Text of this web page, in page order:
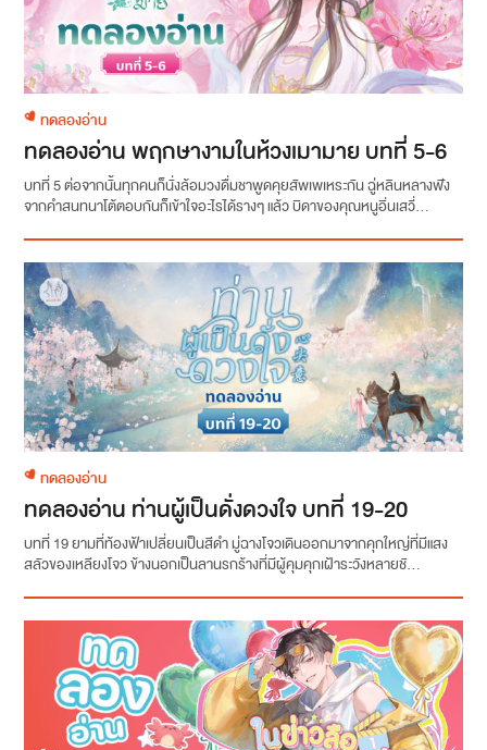
ทดลองอ่าน
ทดลองอ่าน พฤกษางามในห้วงเมามาย บทที่ 5-6
บทที่ 5 ต่อจากนั้นทุกคนก็นั่งล้อมวงดื่มชาพูดคุยสัพเพเหระกัน ฉู่หลินหลางฟัง
จากคำสนทนาโต้ตอบกันก็เข้าใจอะไรได้รางๆ แล้ว บิดาของคุณหนูอิ่นเสวี่...
ทดลองอ่าน
ทดลองอ่าน ท่านผู้เป็นดั่งดวงใจ บทที่ 19-20
บทที่ 19 ยามที่ท้องฟ้าเปลี่ยนเป็นสีดำ มู่ฉางโจวเดินออกมาจากคุกใหญ่ที่มีแสง
สลัวของเหลียงโจว ข้างนอกเป็นลานรกร้างที่มีผู้คุมคุกเฝ้าระวังหลายชั...